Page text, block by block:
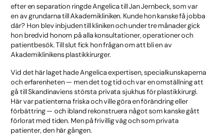
efter en separation ringde Angelica till Jan Jernbeck, som var
en av grundarna till Akademikliniken. Kunde hon kanske få jobba
där? Hon blev inbjuden till kliniken och under tre månader gick
hon bredvid honom på alla konsultationer, operationer och
patientbesök. Till slut fick hon frågan om att bli en av
Akademiklinikens plastikkirurger.
Vid det här laget hade Angelica expertisen, specialkunskaperna
och erfarenheten — men det tog tid och var en omställning att
gå till Skandinaviens största privata sjukhus för plastikkirurgi.
Här var patienterna friska och ville göra en förändring eller
förbättring — och ibland rekonstruera något som kanske gått
förlorat med tiden. Men på frivillig väg och som privata
patienter, den här gången.